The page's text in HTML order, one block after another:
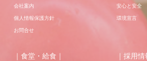
会社案内
個人情報保護方針
お問合せ
安心と安全
環境宣言
｜食堂・給食｜ ｜採用情